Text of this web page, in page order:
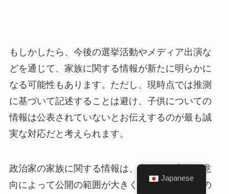
もしかしたら、今後の選挙活動やメディア出演な
どを通じて、家族に関する情報が新たに明らかに
なる可能性もあります。ただし、現時点では推測
に基づいて記述することは避け、子供についての
情報は公表されていないとお伝えするのが最も誠
実な対応だと考えられます。
政治家の家族に関する情報は、本人やご家族の意
向によって公開の範囲が大きく異なります。この
Japanese